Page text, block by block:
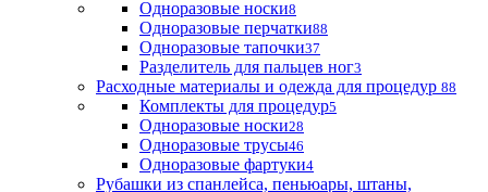
Одноразовые носки8
Одноразовые перчатки88
Одноразовые тапочки37
Разделитель для пальцев ног3
Расходные материалы и одежда для процедур 88
Комплекты для процедур5
Одноразовые носки28
Одноразовые трусы46
Одноразовые фартуки4
Рубашки из спанлейса, пеньюары, штаны,